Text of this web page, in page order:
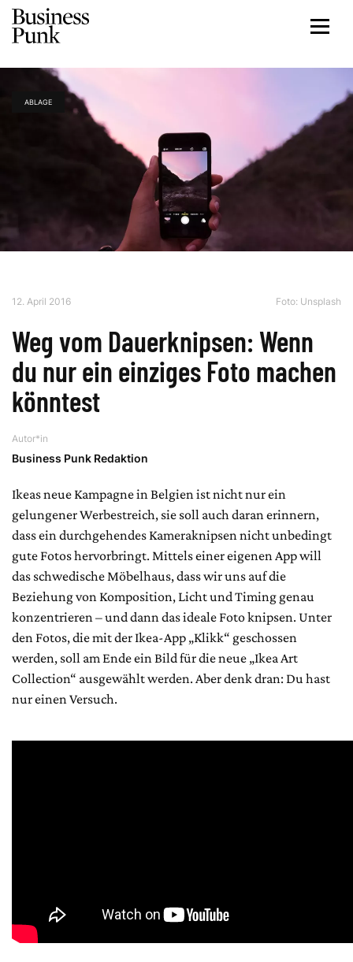
ABLAGE
12. April 2016 Foto: Unsplash
Weg vom Dauerknipsen: Wenn
du nur ein einziges Foto machen
könntest
Autor*in
Business Punk Redaktion
Ikeas neue Kampagne in Belgien ist nicht nur ein
gelungener Werbestreich, sie soll auch daran erinnern,
dass ein durchgehendes Kameraknipsen nicht unbedingt
gute Fotos hervorbringt. Mittels einer eigenen App will
das schwedische Möbelhaus, dass wir uns auf die
Beziehung von Komposition, Licht und Timing genau
konzentrieren – und dann das ideale Foto knipsen. Unter
den Fotos, die mit der Ikea-App „Klikk“ geschossen
werden, soll am Ende ein Bild für die neue „Ikea Art
Collection“ ausgewählt werden. Aber denk dran: Du hast
nur einen Versuch.